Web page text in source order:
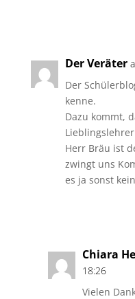
Der Veräter
Der
kenne.
Dazu kommt,
Herr Bräu ist
zwingt uns
es ja sonst
Chiara
18:26
Vielen